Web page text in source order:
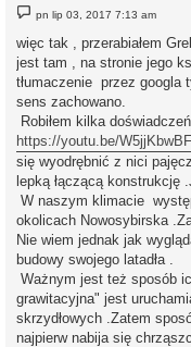
o
t
pn lip 03, 2017 7:13 am
więc tak , przerabiałem
jest tam , na stronie jego
tłumaczenie przez googla
sens zachowano.
Robiłem kilka
https://youtu.be/
się wyodrębnić z nici
lepką łączącą konstrukcję
W naszym klimacie
okolicach Nowosybirska
Nie wiem jednak jak
budowy swojego latadła .
Ważnym jest też sposób
grawitacyjna" jest
skrzydłowych .Zatem
najpierw nabija się